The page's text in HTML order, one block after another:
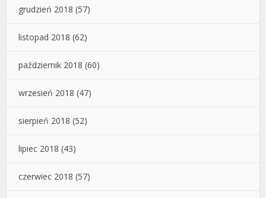
grudzień 2018 (57)
listopad 2018 (62)
październik 2018 (60)
wrzesień 2018 (47)
sierpień 2018 (52)
lipiec 2018 (43)
czerwiec 2018 (57)